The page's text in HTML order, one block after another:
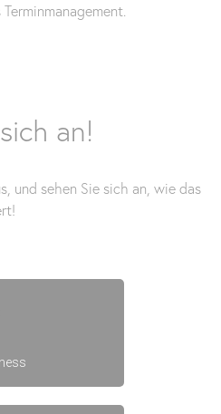
an!
und sehen Sie sich an, wie das